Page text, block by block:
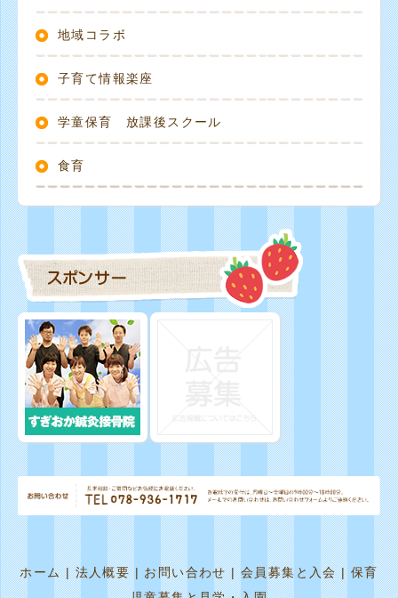
地域コラボ
子育て情報楽座
学童保育 放課後スクール
食育
ホーム|法人概要| お問い合わせ|会員募集と入会|保育